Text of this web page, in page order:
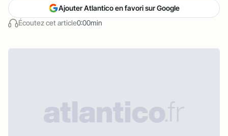
Écoutez cet article0:00min
Ajouter Atlantico en favori sur Google